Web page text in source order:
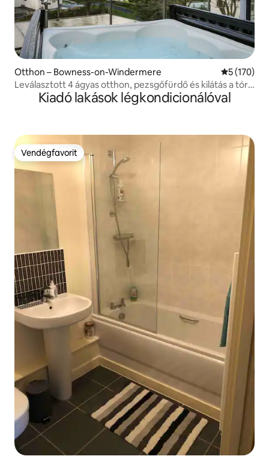
Otthon – Bowness-on-Windermere Átlagos
5 (170)
Leválasztott 4 ágyas otthon, pezsgőfürdő és kilátás a tóra
- Háziállatok rendben
Kiadó lakások légkondicionálóval
Vendégfavorit
Vendégfavorit